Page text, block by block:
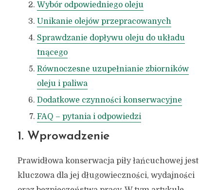
Wybór odpowiedniego oleju
Unikanie olejów przepracowanych
Sprawdzanie dopływu oleju do układu
tnącego
Równoczesne uzupełnianie zbiorników
oleju i paliwa
Dodatkowe czynności konserwacyjne
FAQ – pytania i odpowiedzi
1. Wprowadzenie
Prawidłowa konserwacja piły łańcuchowej jest
kluczowa dla jej długowieczności, wydajności